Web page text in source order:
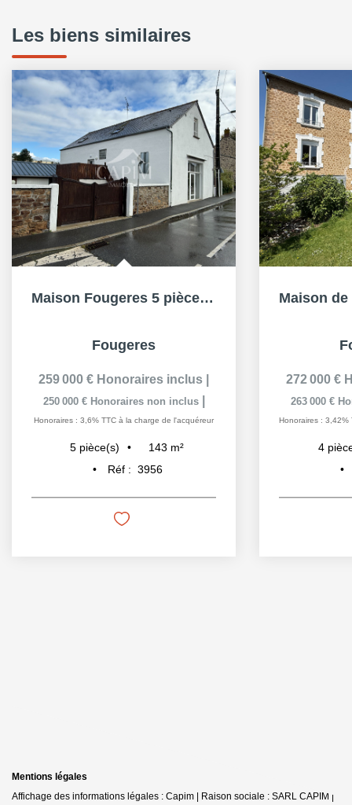
Les biens similaires
Maison Fougeres 5 pièces142.68 m2 - 4 garages - Sous-sol
Fougeres
259 000 € Honoraires inclus
250 000 € Honoraires non inclus
Honoraires : 3,6% TTC à la charge de l'acquéreur
5 pièce(s) 143 m²
Réf : 3956
272 000 €
263 000 €
Honoraires : 3,42%
4
Mentions légales
Affichage des informations légales : Capim | Raison sociale : SARL CAPIM |